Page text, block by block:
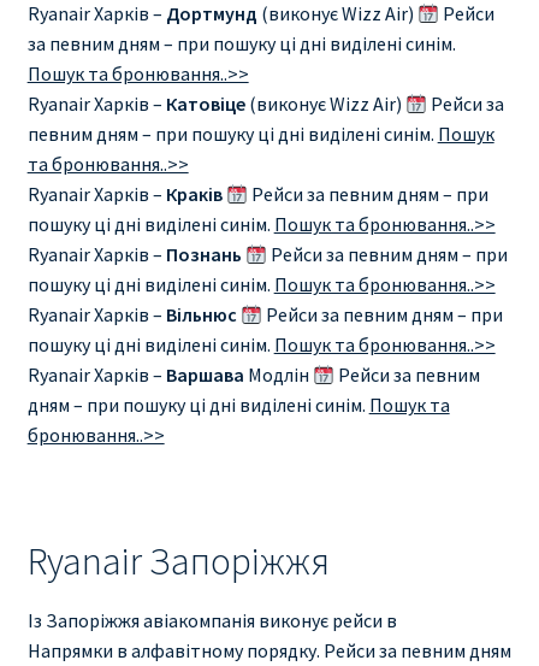
Ryanair Харків – Дортмунд (виконує Wizz Air)
Рейси
за певним дням – при пошуку ці дні виділені синім.
Пошук та бронювання..>>
Ryanair Харків – Катовіце(виконує Wizz Air)
Рейси за
певним дням – при пошуку ці дні виділені синім. Пошук
та бронювання..>>
Ryanair Харків – Краків
Рейси за певним дням – при
пошуку ці дні виділені синім. Пошук та бронювання..>>
Ryanair Харків – Познань
Рейси за певним дням – при
пошуку ці дні виділені синім. Пошук та бронювання..>>
Ryanair Харків – Вільнюс
Рейси за певним дням – при
пошуку ці дні виділені синім. Пошук та бронювання..>>
Ryanair Харків – Варшава Модлін
Рейси за певним
дням – при пошуку ці дні виділені синім. Пошук та
бронювання..>>
Ryanair Запоріжжя
Із Запоріжжя авіакомпанія виконує рейси в
Напрямки в алфавітному порядку. Рейси за певним дням